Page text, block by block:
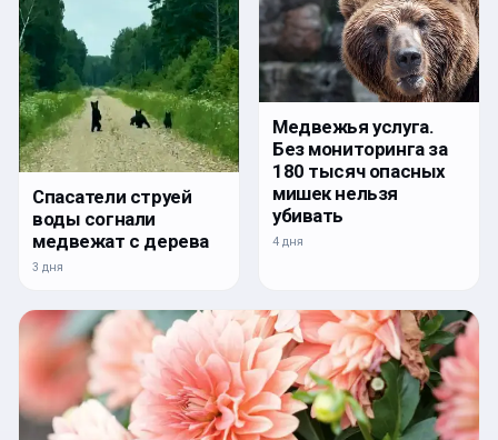
Спасатели струей
воды согнали
медвежат с дерева
3 дня
Медвежья услуга.
Без мониторинга за
180 тысяч опасных
мишек нельзя
убивать
4 дня